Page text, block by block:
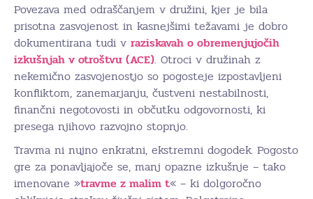
Povezava med odraščanjem v družini, kjer je bila
prisotna zasvojenost in kasnejšimi težavami je dobro
dokumentirana tudi v raziskavah o obremenjujočih
izkušnjah v otroštvu (ACE). Otroci v družinah z
nekemično zasvojenostjo so pogosteje izpostavljeni
konfliktom, zanemarjanju, čustveni nestabilnosti,
finančni negotovosti in občutku odgovornosti, ki
presega njihovo razvojno stopnjo.
Travma ni nujno enkratni, ekstremni dogodek. Pogosto
gre za ponavljajoče se, manj opazne izkušnje – tako
imenovane »travme z malim t« – ki dolgoročno